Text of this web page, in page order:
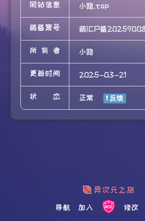
网站信息 小路.top
萌备案号 萌ICP备
所有者 小路
更新时间 2025-03-21
状态 正常
导航 加入 修改